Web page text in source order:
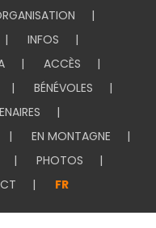
INFOS
ACCÈS
BÉNÉVOLES
EN MONTAGNE
PHOTOS
FR